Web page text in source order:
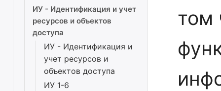
ИУ - Идентификация и учет
ресурсов и объектов
доступа
ИУ - Идентификация и
учет ресурсов и
объектов доступа
ИУ 1-6
том